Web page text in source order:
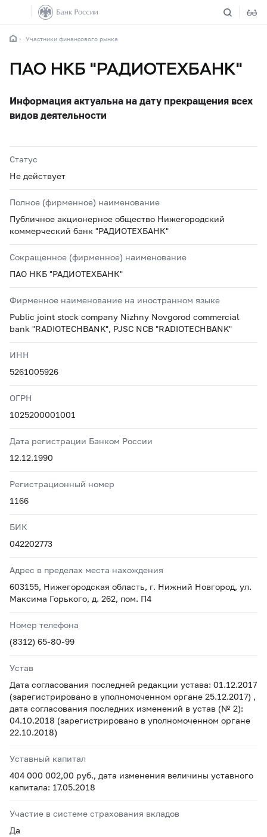
Участники финансового рынка
ПАО НКБ "РАДИОТЕХБАНК"
Информация актуальна на дату прекращения всех
видов деятельности
Статус
Не действует
Полное (фирменное) наименование
Публичное акционерное общество Нижегородский
коммерческий банк "РАДИОТЕХБАНК"
Сокращенное (фирменное) наименование
ПАО НКБ "РАДИОТЕХБАНК"
Фирменное наименование на иностранном языке
Public joint stock company Nizhny Novgorod commercial
bank "RADIOTECHBANK", PJSC NCB "RADIOTECHBANK"
ИНН
5261005926
ОГРН
1025200001001
Дата регистрации Банком России
12.12.1990
Регистрационный номер
1166
БИК
042202773
Адрес в пределах места нахождения
603155, Нижегородская область, г. Нижний Новгород, ул.
Максима Горького, д. 262, пом. П4
Номер телефона
(8312) 65-80-99
Устав
Дата согласования последней редакции устава: 01.12.2017
(зарегистрировано в уполномоченном органе 25.12.2017) ,
дата согласования последних изменений в устав (№ 2):
04.10.2018 (зарегистрировано в уполномоченном органе
22.10.2018)
Уставный капитал
404 000 002,00 руб., дата изменения величины уставного
капитала: 17.05.2018
Участие в системе страхования вкладов
Да